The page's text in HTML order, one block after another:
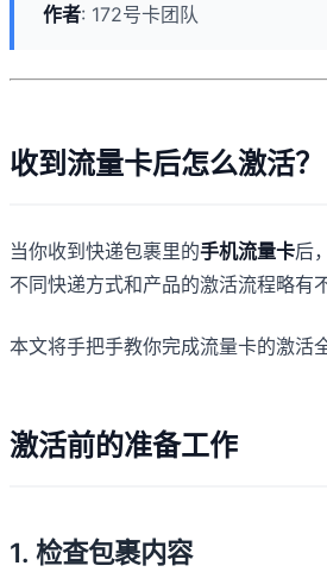
作者: 172号卡团队
收到流量卡后怎么激活？
当你收到快递包裹里的手机流量卡后
不同快递方式和产品的激活流程略有
本文将手把手教你完成流量卡的激活
激活前的准备工作
1. 检查包裹内容